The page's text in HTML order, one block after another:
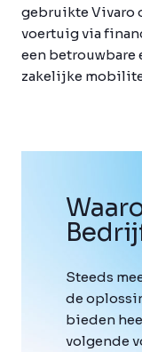
gebruikte Vivaro
voertuig via
een betrouwbare
zakelijke
Steeds
de
bieden
volgende